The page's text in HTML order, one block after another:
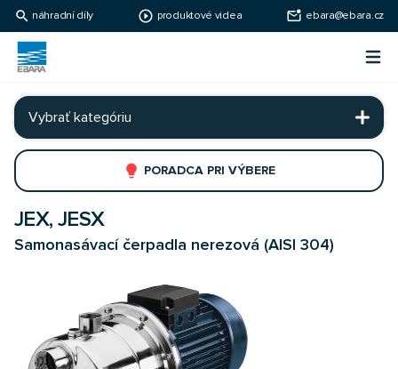
search náhradní díly play_circle_outline produktové videa mark_email_unread ebara@ebara.cz
Ebara Česko
Vybrať kategóriu
lightbulb PORADCA PRI VÝBERE
JEX, JESX
Samonasávací čerpadla nerezová (AISI 304)